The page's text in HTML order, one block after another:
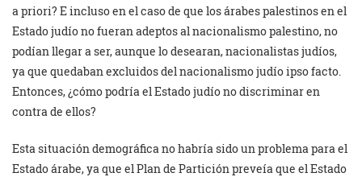
a priori? E incluso en el caso de que los árabes palestinos en el
Estado judío no fueran adeptos al nacionalismo palestino, no
podían llegar a ser, aunque lo desearan, nacionalistas judíos,
ya que quedaban excluidos del nacionalismo judío ipso facto.
Entonces, ¿cómo podría el Estado judío no discriminar en
contra de ellos?
Esta situación demográfica no habría sido un problema para el
Estado árabe, ya que el Plan de Partición preveía que el Estado